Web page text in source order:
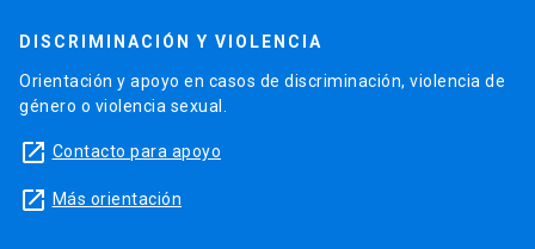
DISCRIMINACIÓN Y VIOLENCIA
Orientación y apoyo en casos de discriminación, violencia de
género o violencia sexual.
launch Contacto para apoyo
launch Más orientación